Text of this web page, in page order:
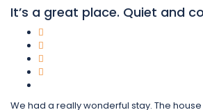
It’s a great place. Quiet and
We had a really wonderful stay. The